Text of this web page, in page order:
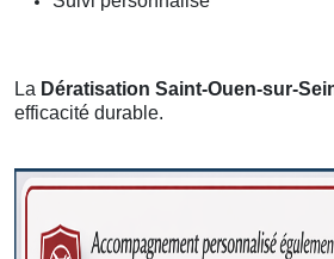
La Dératisation Saint-Ouen-sur-
efficacité durable.